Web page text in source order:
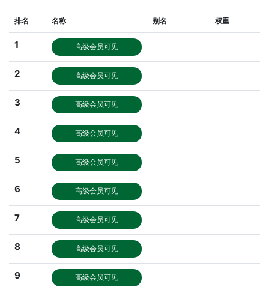
排名 名称 别名 权重
1 高级会员可见
2 高级会员可见
3 高级会员可见
4 高级会员可见
5 高级会员可见
6 高级会员可见
7 高级会员可见
8 高级会员可见
9 高级会员可见